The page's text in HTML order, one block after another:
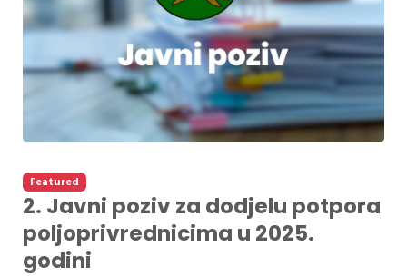
Featured
2. Javni poziv za dodjelu potpora
poljoprivrednicima u 2025.
godini